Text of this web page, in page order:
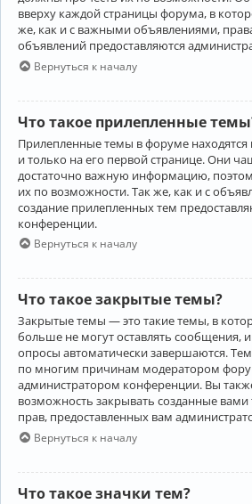
вверху каждой страницы форума, в
же, как и с важными объявлениями,
объявлений предоставляются
Вернуться к началу
Что такое прилепленные
Прилепленные темы в форуме
и только на его первой странице. Они
достаточно важную информацию,
их по возможности. Так же, как и с
создание прилепленных тем
конференции.
Вернуться к началу
Что такое закрытые темы?
Закрытые темы — это такие темы, в
больше не могут оставлять сообщения,
опросы автоматически завершаются.
по многим причинам модератором
администратором конференции. Вы
возможность закрывать созданные вами
прав, предоставленных вам
Вернуться к началу
Что такое значки тем?